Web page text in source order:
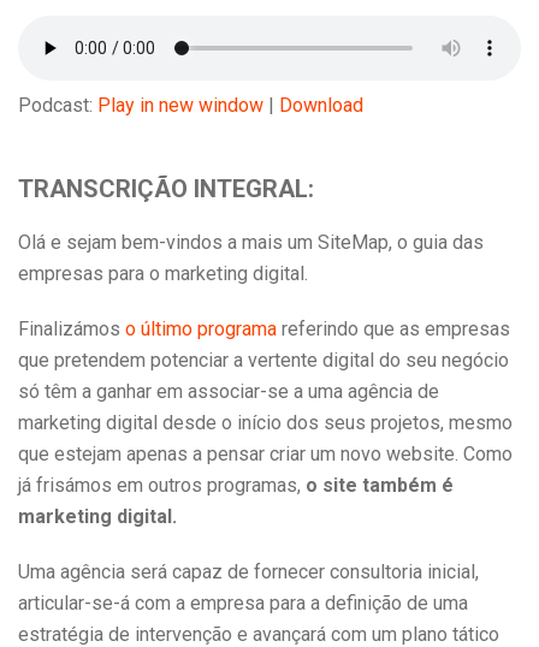
Podcast: Play in new window | Download
TRANSCRIÇÃO INTEGRAL:
Olá e sejam bem-vindos a mais um SiteMap, o guia das
empresas para o marketing digital.
Finalizámos o último programa referindo que as empresas
que pretendem potenciar a vertente digital do seu negócio
só têm a ganhar em associar-se a uma agência de
marketing digital desde o início dos seus projetos, mesmo
que estejam apenas a pensar criar um novo website. Como
já frisámos em outros programas, o site também é
marketing digital.
Uma agência será capaz de fornecer consultoria inicial,
articular-se-á com a empresa para a definição de uma
estratégia de intervenção e avançará com um plano tático